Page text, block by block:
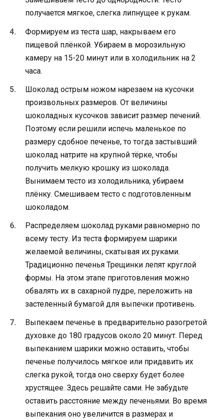
получается мягкое, слегка липнущее к рукам.
Формируем из теста шар, накрываем его
пищевой плёнкой. Убираем в морозильную
камеру на 15-20 минут или в холодильник на 2
часа.
Шоколад острым ножом нарезаем на кусочки
произвольных размеров. От величины
шоколадных кусочков зависит размер печений.
Поэтому если решили испечь маленькое по
размеру сдобное печенье, то тогда застывший
шоколад натрите на крупной тёрке, чтобы
получить мелкую крошку из шоколада.
Вынимаем тесто из холодильника, убираем
плёнку. Смешиваем тесто с подготовленным
шоколадом.
Распределяем шоколад руками равномерно по
всему тесту. Из теста формируем шарики
желаемой величины, скатывая их руками.
Традиционно печенья Трещинки лепят круглой
формы. На этом этапе приготовления можно
обвалять их в сахарной пудре, переложить на
застеленный бумагой для выпечки противень.
Выпекаем печенье в предварительно разогретой
духовке до 180 градусов около 20 минут. Перед
выпеканием шарики можно оставить, чтобы
печенье получилось мягкое или придавить их
слегка рукой, тогда оно сверху будет более
хрустящее. Здесь решайте сами. Не забудьте
оставить расстояние между печеньями. Во время
выпекания оно увеличится в размерах и